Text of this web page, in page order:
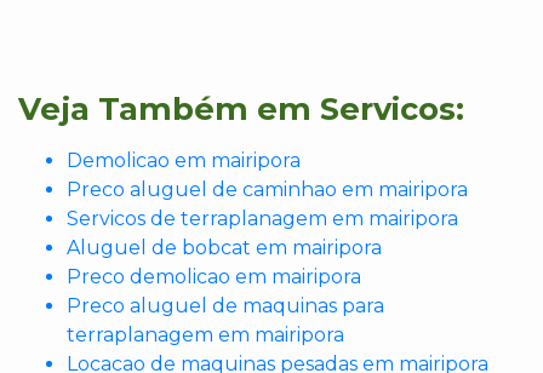
Veja Também em Servicos:
Demolicao em mairipora
Preco aluguel de caminhao em mairipora
Servicos de terraplanagem em mairipora
Aluguel de bobcat em mairipora
Preco demolicao em mairipora
Preco aluguel de maquinas para
terraplanagem em mairipora
Locacao de maquinas pesadas em mairipora